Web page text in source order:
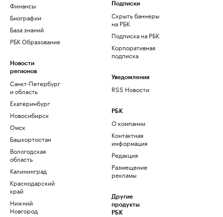
Финансы
Биографии
База знаний
РБК Образование
Новости
регионов
Санкт-Петербург
и область
Екатеринбург
Новосибирск
Омск
Башкортостан
Вологодская
область
Калининград
Краснодарский
край
Нижний
Новгород
Подписки
Скрыть баннеры
на РБК
Подписка на РБК
Корпоративная
подписка
Уведомления
RSS Новости
РБК
О компании
Контактная
информация
Редакция
Размещение
рекламы
Другие
продукты
РБК